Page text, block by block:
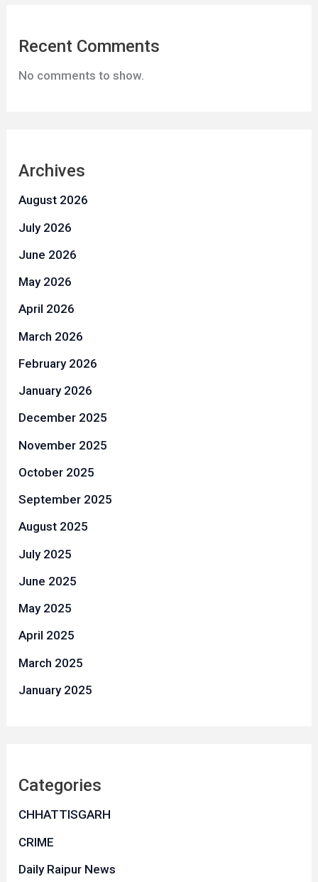
Recent Comments
No comments to show.
Archives
August 2026
July 2026
June 2026
May 2026
April 2026
March 2026
February 2026
January 2026
December 2025
November 2025
October 2025
September 2025
August 2025
July 2025
June 2025
May 2025
April 2025
March 2025
January 2025
Categories
CHHATTISGARH
CRIME
Daily Raipur News